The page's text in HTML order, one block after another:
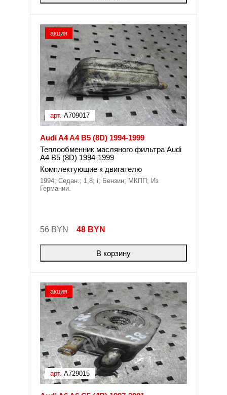
акция
арт. A709017
Audi A4 A4 B5 (8D) 1994-1999
Теплообменник масляного фильтра Audi
A4 B5 (8D) 1994-1999
Комплектующие к двигателю
1994; Седан.; 1,8; i; Бензин; МКПП; Из
Германии.
56 BYN 48 BYN
В корзину
акция
арт. A729015